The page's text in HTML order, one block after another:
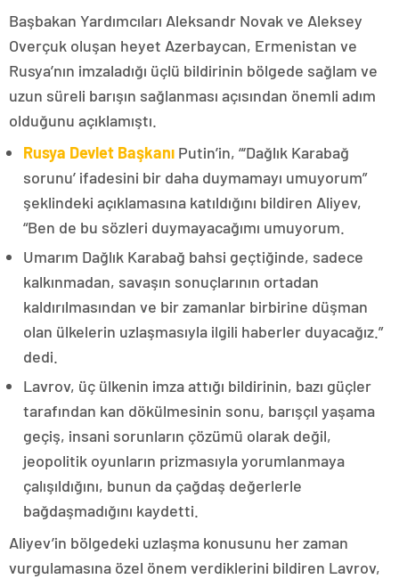
Başbakan Yardımcıları Aleksandr Novak ve Aleksey
Overçuk oluşan heyet Azerbaycan, Ermenistan ve
Rusya’nın imzaladığı üçlü bildirinin bölgede sağlam ve
uzun süreli barışın sağlanması açısından önemli adım
olduğunu açıklamıştı.
Rusya Devlet Başkanı Putin’in, “‘Dağlık Karabağ
sorunu’ ifadesini bir daha duymamayı umuyorum”
şeklindeki açıklamasına katıldığını bildiren Aliyev,
“Ben de bu sözleri duymayacağımı umuyorum.
Umarım Dağlık Karabağ bahsi geçtiğinde, sadece
kalkınmadan, savaşın sonuçlarının ortadan
kaldırılmasından ve bir zamanlar birbirine düşman
olan ülkelerin uzlaşmasıyla ilgili haberler duyacağız.”
dedi.
Lavrov, üç ülkenin imza attığı bildirinin, bazı güçler
tarafından kan dökülmesinin sonu, barışçıl yaşama
geçiş, insani sorunların çözümü olarak değil,
jeopolitik oyunların prizmasıyla yorumlanmaya
çalışıldığını, bunun da çağdaş değerlerle
bağdaşmadığını kaydetti.
Aliyev’in bölgedeki uzlaşma konusunu her zaman
vurgulamasına özel önem verdiklerini bildiren Lavrov,